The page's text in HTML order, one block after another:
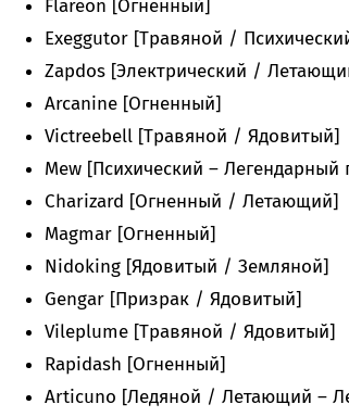
Flareon [Огненный]
Exeggutor [Травяной /
Zapdos [Электрический /
Arcanine [Огненный]
Victreebell [Травяной / Ядовитый]
Mew [Психический – Легендарный
Charizard [Огненный / Летающий]
Magmar [Огненный]
Nidoking [Ядовитый / Земляной]
Gengar [Призрак / Ядовитый]
Vileplume [Травяной / Ядовитый]
Rapidash [Огненный]
Articuno [Ледяной / Летающий –